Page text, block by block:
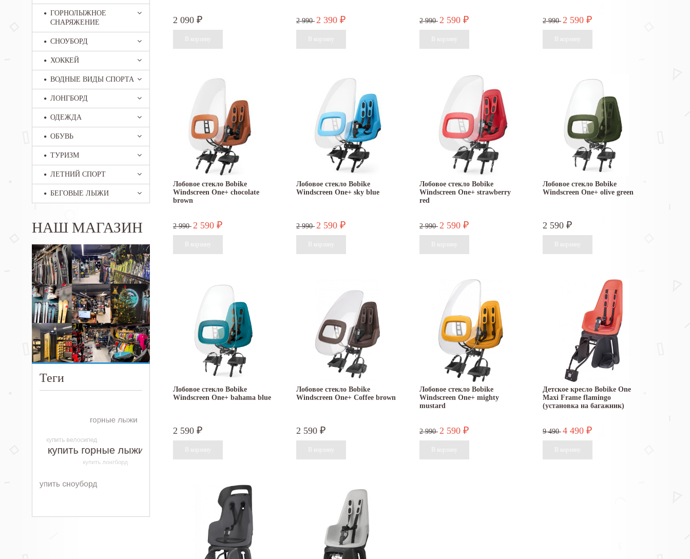
ГОРНОЛЫЖНОЕ
СНАРЯЖЕНИЕ
СНОУБОРД
ХОККЕЙ
ВОДНЫЕ ВИДЫ СПОРТА
ЛОНГБОРД
ОДЕЖДА
ОБУВЬ
ТУРИЗМ
ЛЕТНИЙ СПОРТ
БЕГОВЫЕ ЛЫЖИ
НАШ МАГАЗИН
Теги
2 090 ₽ 2 990 2 390 ₽ 2 990 2 590 ₽ 2 990 2 590 ₽
Лобовое стекло Bobike
Windscreen One+ chocolate
brown
2 990 2 590 ₽
Лобовое стекло Bobike
Windscreen One+ sky blue
2 990 2 590 ₽
Лобовое стекло Bobike
Windscreen One+ strawberry
red
2 990 2 590 ₽
Лобовое стекло Bobike
Windscreen One+ olive green
2 590 ₽
Лобовое стекло Bobike
Windscreen One+ bahama blue
2 590 ₽
Лобовое стекло Bobike
Windscreen One+ Coffee brown
2 590 ₽
Лобовое стекло Bobike
Windscreen One+ mighty
mustard
2 990 2 590 ₽
Детское кресло Bobike One
Maxi Frame flamingo
(установка на багажник)
9 490 4 490 ₽